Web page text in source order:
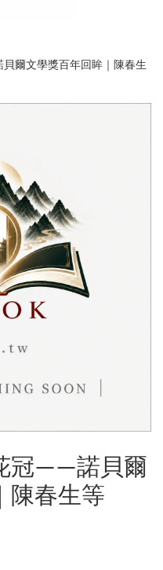
爾文學獎百年回眸｜陳春生
冠——諾貝爾
陳春生等